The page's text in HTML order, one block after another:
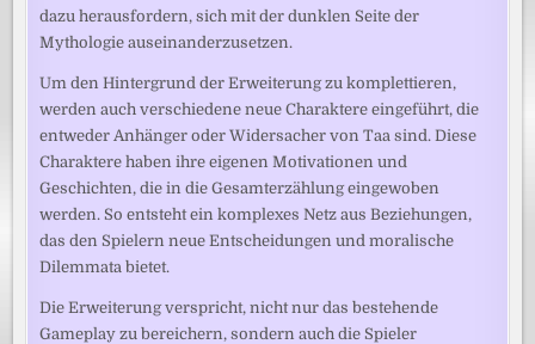
dazu herausfordern, sich mit der dunklen Seite der
Mythologie auseinanderzusetzen.
Um den Hintergrund der Erweiterung zu komplettieren,
werden auch verschiedene neue Charaktere eingeführt, die
entweder Anhänger oder Widersacher von Taa sind. Diese
Charaktere haben ihre eigenen Motivationen und
Geschichten, die in die Gesamterzählung eingewoben
werden. So entsteht ein komplexes Netz aus Beziehungen,
das den Spielern neue Entscheidungen und moralische
Dilemmata bietet.
Die Erweiterung verspricht, nicht nur das bestehende
Gameplay zu bereichern, sondern auch die Spieler